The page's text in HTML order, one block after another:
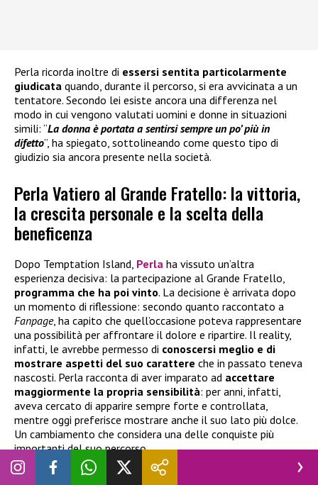
Perla ricorda inoltre di essersi sentita particolarmente
giudicata quando, durante il percorso, si era avvicinata a un
tentatore. Secondo lei esiste ancora una differenza nel
modo in cui vengono valutati uomini e donne in situazioni
simili: “La donna è portata a sentirsi sempre un po’ più in
difetto”, ha spiegato, sottolineando come questo tipo di
giudizio sia ancora presente nella società.
Perla Vatiero al Grande Fratello: la vittoria,
la crescita personale e la scelta della
beneficenza
Dopo Temptation Island, Perla ha vissuto un’altra
esperienza decisiva: la partecipazione al Grande Fratello,
programma che ha poi vinto. La decisione è arrivata dopo
un momento di riflessione: secondo quanto raccontato a
Fanpage, ha capito che quell’occasione poteva rappresentare
una possibilità per affrontare il dolore e ripartire. Il reality,
infatti, le avrebbe permesso di conoscersi meglio e di
mostrare aspetti del suo carattere che in passato teneva
nascosti. Perla racconta di aver imparato ad accettare
maggiormente la propria sensibilità: per anni, infatti,
aveva cercato di apparire sempre forte e controllata,
mentre oggi preferisce mostrare anche il suo lato più dolce.
Un cambiamento che considera una delle conquiste più
importanti del suo percorso.
Anche la
gestione del montepremi
del Grande Fratello ha